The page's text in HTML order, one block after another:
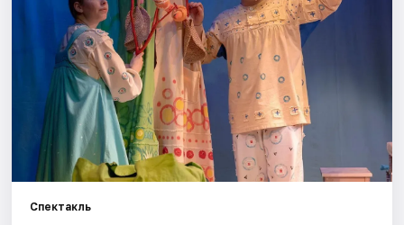
Квесты
Экскурсии
Спорт
События
Спектакль